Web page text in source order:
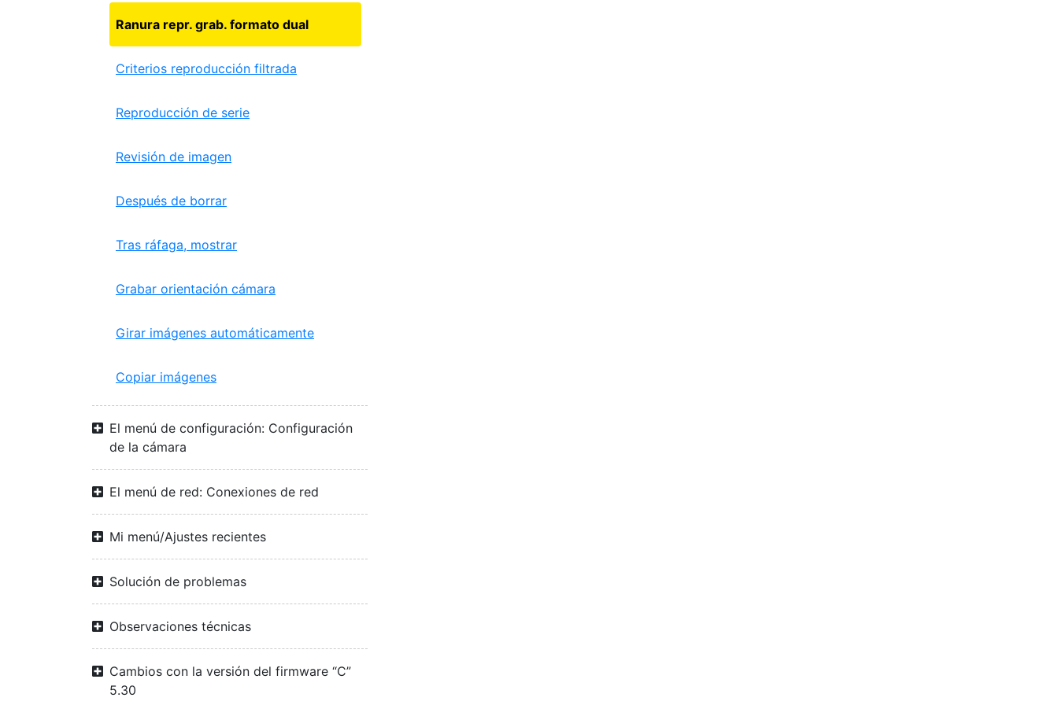
Ranura repr. grab. formato dual
Criterios reproducción filtrada
Reproducción de serie
Revisión de imagen
Después de borrar
Tras ráfaga, mostrar
Grabar orientación cámara
Girar imágenes automáticamente
Copiar imágenes
El menú de configuración: Configuración
de la cámara
El menú de red: Conexiones de red
Mi menú/Ajustes recientes
Solución de problemas
Observaciones técnicas
Cambios con la versión del firmware “C”
5.30